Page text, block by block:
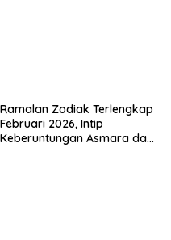
Ramalan Zodiak Terlengkap
Februari 2026, Intip
Keberuntungan Asmara dan